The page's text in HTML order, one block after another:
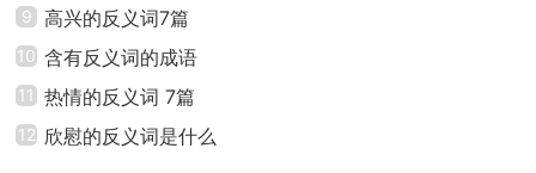
9 高兴的反义词7篇
10 含有反义词的成语
11 热情的反义词 7篇
12 欣慰的反义词是什么